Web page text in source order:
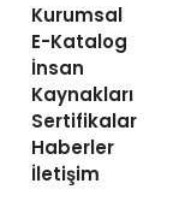
Kurumsal
E-Katalog
İnsan
Kaynakları
Sertifikalar
Haberler
İletişim